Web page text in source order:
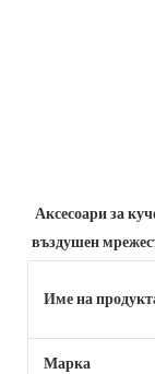
Аксесоари за
въздушен
Име на
Марка